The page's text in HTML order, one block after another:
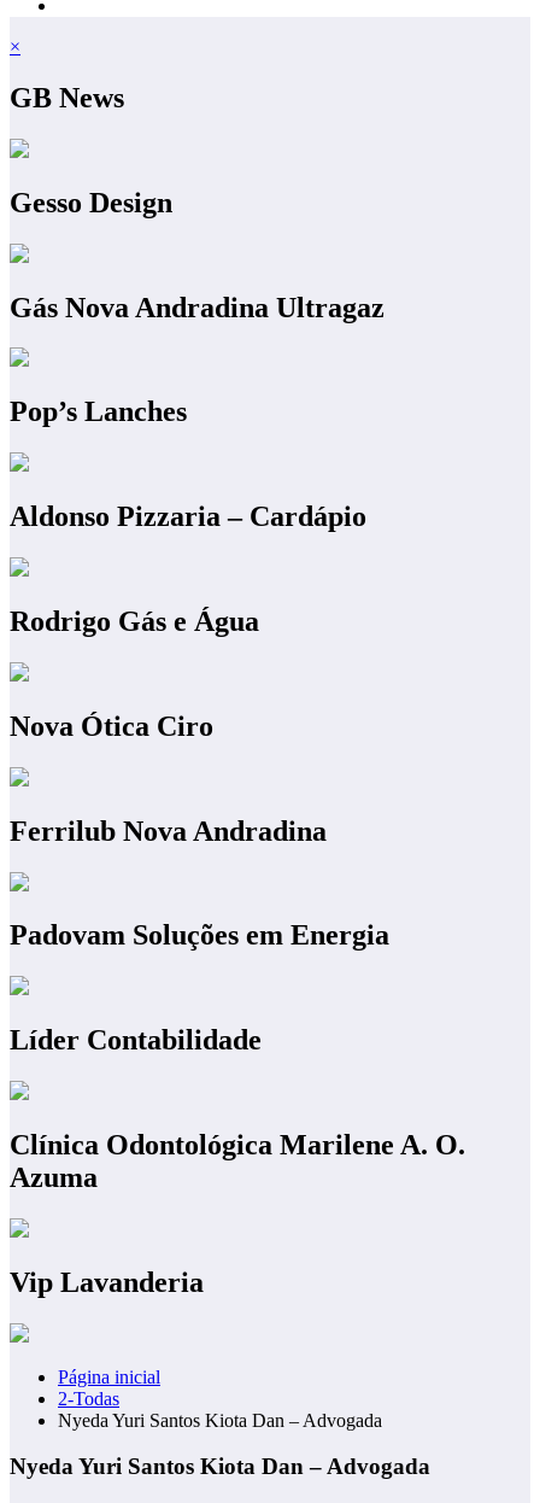
×
GB News
Gesso Design
Gás Nova Andradina Ultragaz
Pop’s Lanches
Aldonso Pizzaria – Cardápio
Rodrigo Gás e Água
Nova Ótica Ciro
Ferrilub Nova Andradina
Padovam Soluções em Energia
Líder Contabilidade
Clínica Odontológica Marilene A. O.
Azuma
Vip Lavanderia
Página inicial
2-Todas
Nyeda Yuri Santos Kiota Dan – Advogada
Nyeda Yuri Santos Kiota Dan – Advogada